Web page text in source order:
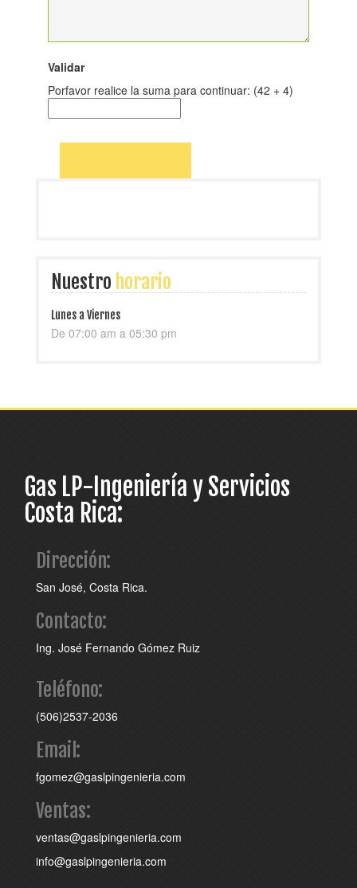
Validar
Porfavor realice la suma para continuar: (42 + 4)
Nuestro horario
Lunes a Viernes
De 07:00 am a 05:30 pm
Gas LP-Ingeniería y Servicios
Costa Rica:
Dirección:
San José, Costa Rica.
Contacto:
Ing. José Fernando Gómez Ruiz
Teléfono:
(506)2537-2036
Email:
fgomez@gaslpingenieria.com
Ventas:
ventas@gaslpingenieria.com
info@gaslpingenieria.com